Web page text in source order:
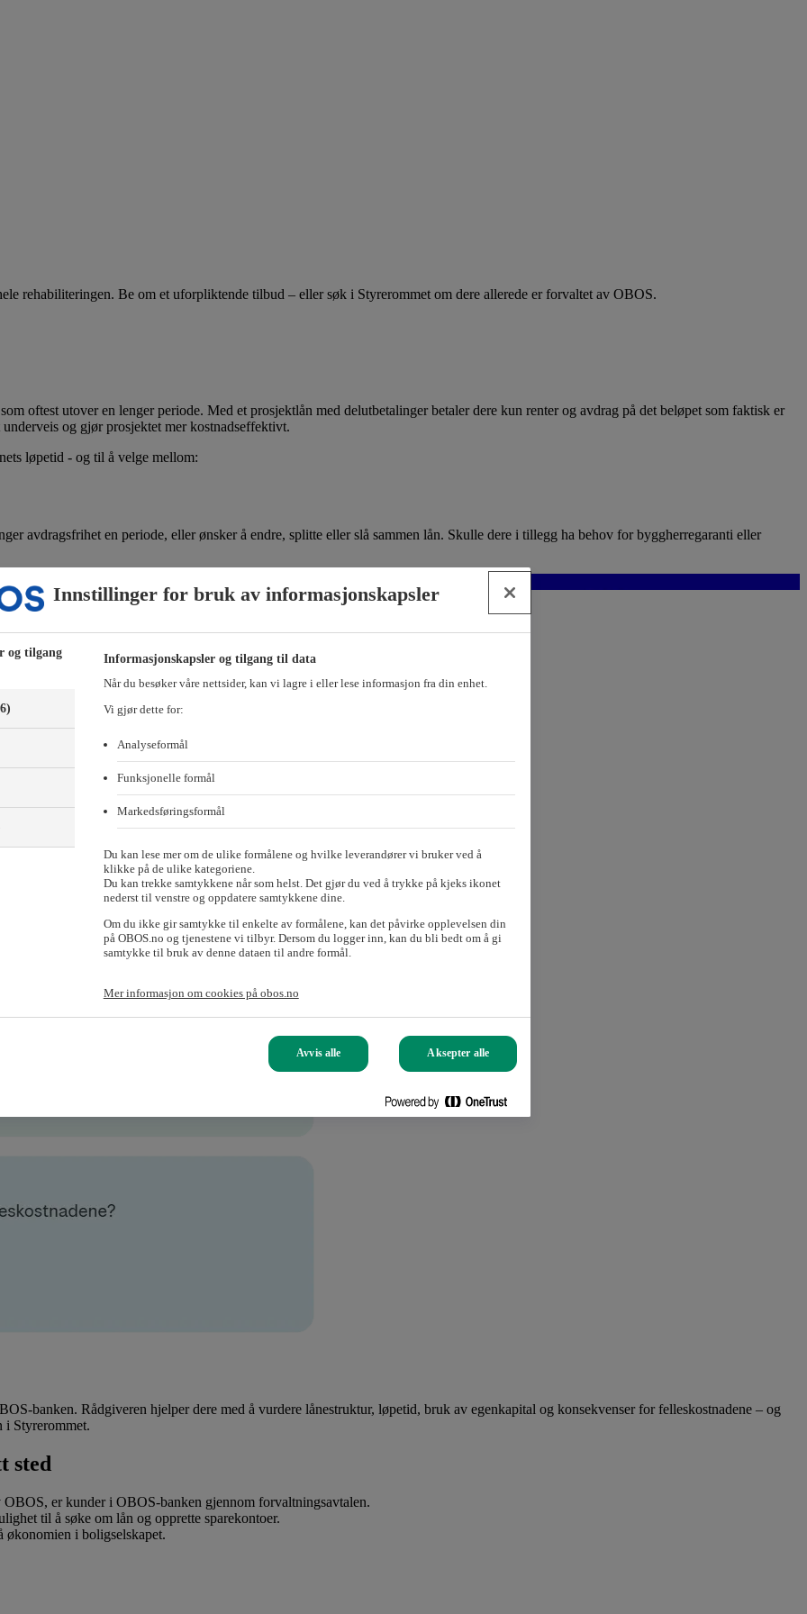
rehabiliteringen. Be om et uforpliktende tilbud – eller søk i Styrerommet om dere allerede er forvaltet av OBOS.
oftest utover en lenger periode. Med et prosjektlån med delutbetalinger betaler dere kun renter og avdrag på det beløpet som faktisk er
og gjør prosjektet mer kostnadseffektivt.
løpetid - og til å velge mellom:
avdragsfrihet en periode, eller ønsker å endre, splitte eller slå sammen lån. Skulle dere i tillegg ha behov for byggherregaranti eller
mye lånet vil koste dere.
– og se hvor mye lånet vil koste dere i måneden.
detaljert nedbetalingsplan fordelt på måneder og år.
banken. Rådgiveren hjelper dere med å vurdere lånestruktur, løpetid, bruk av egenkapital og konsekvenser for felleskostnadene – og
i Styrerommet.
sted
er kunder i OBOS-banken gjennom forvaltningsavtalen.
til å søke om lån og opprette sparekontoer.
økonomien i boligselskapet.
Innstillinger for bruk av informasjonskapsler
og tilgang
Informasjonskapsler og tilgang til data
Når du besøker våre nettsider, kan vi lagre i eller lese informasjon fra din enhet.
Vi gjør dette for:
Analyseformål
Funksjonelle formål
Markedsføringsformål
Du kan lese mer om de ulike formålene og hvilke leverandører vi bruker ved å
klikke på de ulike kategoriene.
Du kan trekke samtykkene når som helst. Det gjør du ved å trykke på kjeks ikonet
nederst til venstre og oppdatere samtykkene dine.
Om du ikke gir samtykke til enkelte av formålene, kan det påvirke opplevelsen din
på OBOS.no og tjenestene vi tilbyr. Dersom du logger inn, kan du bli bedt om å gi
samtykke til bruk av denne dataen til andre formål.
Mer informasjon om cookies på obos.no
Avvis alle Aksepter alle